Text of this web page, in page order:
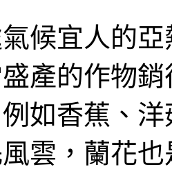
候宜人的
產的作物
如香蕉、
雲，蘭花